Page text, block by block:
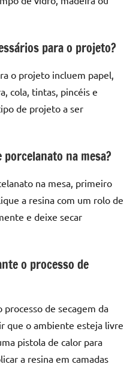
para o projeto?
o projeto incluem papel,
cola, tintas, pincéis e
de projeto a ser
na mesa?
na mesa, primeiro
a resina com um rolo de
e deixe secar
o processo de
de secagem da
que o ambiente esteja livre
pistola de calor para
a resina em camadas